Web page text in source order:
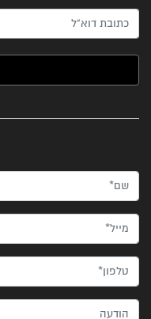
האימייל שלך (חובה)